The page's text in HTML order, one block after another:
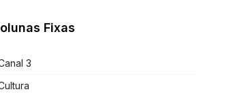
Fixas
3